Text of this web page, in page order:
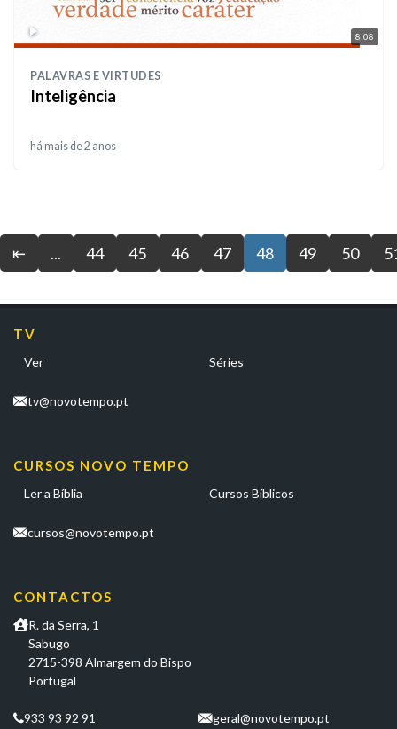
8:08
PALAVRAS E VIRTUDES
Inteligência
há mais de 2 anos
⇤ ... 44 45 46 47 48 49 50
TV
Ver Séries
tv@novotempo.pt
CURSOS NOVO TEMPO
Ler a Bíblia Cursos Bíblicos
cursos@novotempo.pt
CONTACTOS
R. da Serra, 1
Sabugo
2715-398 Almargem do Bispo
Portugal
933 93 92 91 geral@novotempo.pt